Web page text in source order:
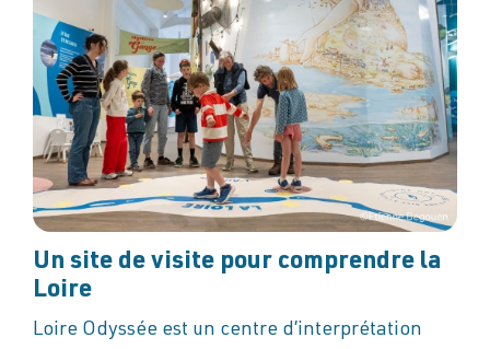
Un site de visite pour comprendre la
Loire
Loire Odyssée est un centre d’interprétation